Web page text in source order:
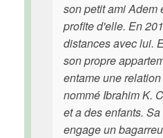
son petit ami Adem
profite d'elle. En
distances avec lui.
son propre
entame une
nommé Ibrahim K.
et a des enfants.
engage un